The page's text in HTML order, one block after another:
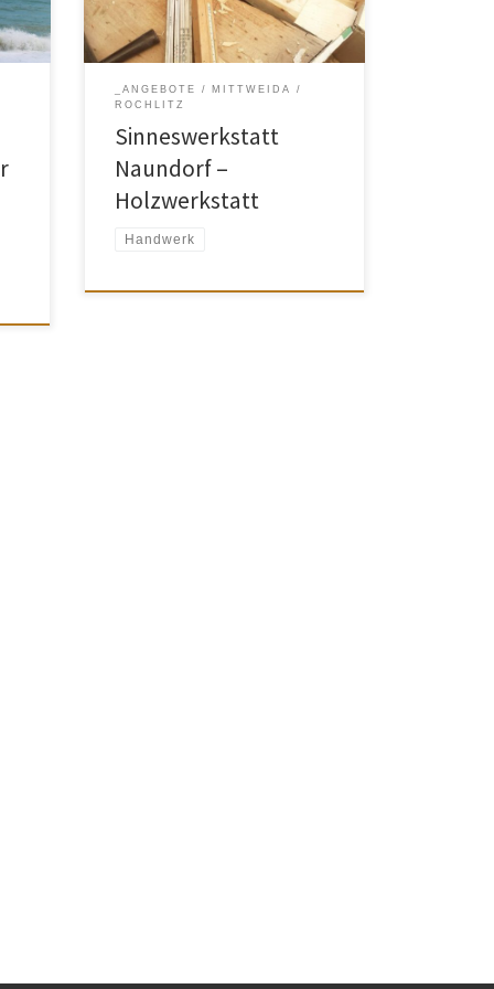
03737 4596064
_ANGEBOTE
MITTWEIDA
ROCHLITZ
Sinneswerkstatt
Naundorf –
Holzwerkstatt
Handwerk